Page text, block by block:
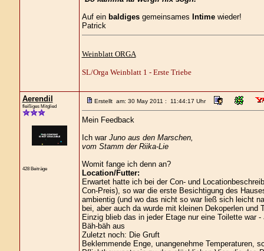
Auf ein baldigesgemeinsames Intimewieder!
Patrick
Weinblatt ORGA
SL/Orga Weinblatt 1 - Erste Triebe
Aerendil
fleißiges Mitglied
428 Beiträge
Erstellt am: 30 May 2011 : 11:44:17 Uhr
Mein Feedback
Ich war Juno aus den Marschen,
vom Stamm der Riika-Lie
Womit fange ich denn an?
Location/Futter:
Erwartet hatte ich bei der Con- und
Con-Preis), so war die erste Besichtigung des
ambientig (und wo das nicht so war ließ sich leicht
bei, aber auch da wurde mit kleinen Dekoperlen und
Einzig blieb das in jeder Etage nur eine Toilette war
Bäh-bäh aus
Zuletzt noch: Die Gruft
Beklemmende Enge, unangenehme Temperaturen,